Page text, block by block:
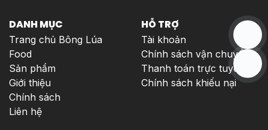
DANH MỤC
Trang chủ Bông Lúa
Food
Sản phẩm
Giới thiệu
Chính sách
Liên hệ
HỖ TRỢ
Tài khoản
Chính sách vận chuyển
Thanh toán trực tuyến
Chính sách khiếu nại